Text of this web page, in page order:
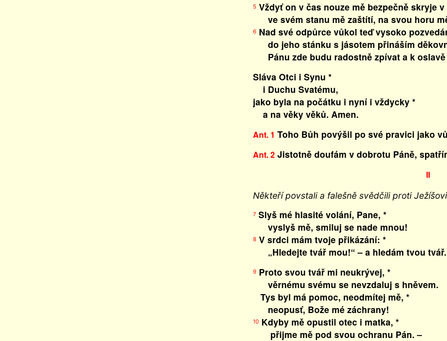
5 Vždyť on v čas nouze mě bezpečně skryje
ve svém stanu mě zaštítí, na svou horu
6 Nad své odpůrce vůkol teď vysoko
do jeho stánku s jásotem přináším
Pánu zde budu radostně zpívat a k
Sláva Otci i Synu *
i Duchu Svatému,
jako byla na počátku i nyní i vždycky *
a na věky věků. Amen.
Ant. 1 Toho Bůh povýšil po své pravici jako
Ant. 2 Jistotně doufám v dobrotu Páně,
II
Někteří povstali a falešně svědčili proti
7 Slyš mé hlasité volání, Pane, *
vyslyš mě, smiluj se nade mnou!
8 V srdci mám tvoje přikázání: *
„Hledejte tvář mou!“ – a hledám tvou
9 Proto svou tvář mi neukrývej, *
věrnému svému se nevzdaluj s hněvem.
Tys byl má pomoc, neodmítej mě, *
neopusť, Bože mé záchrany!
10 Kdyby mě opustil otec i matka, *
přijme mě pod svou ochranu Pán. –